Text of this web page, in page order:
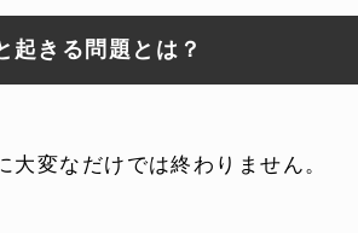
月〜
起きる問題とは？
変なだけでは終わりません。